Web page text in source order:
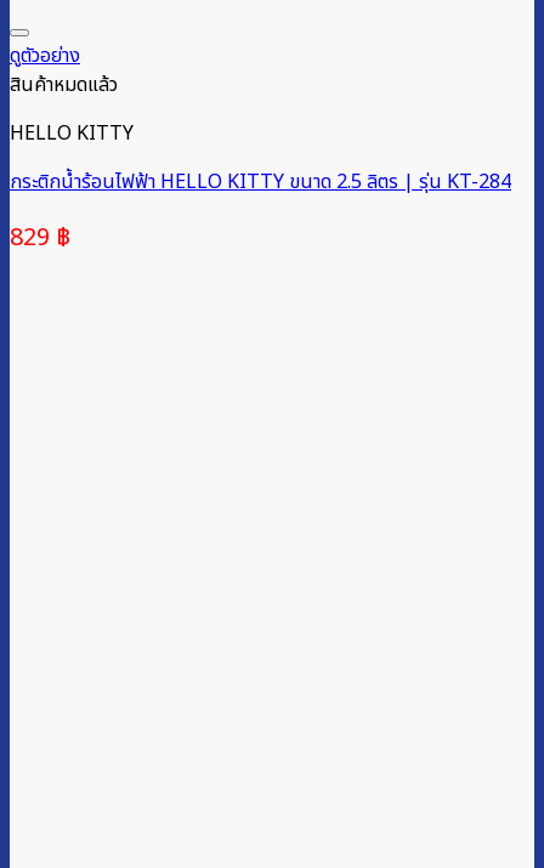
ดูตัวอย่าง
สินค้าหมดแล้ว
HELLO KITTY
กระติกน้ำร้อนไฟฟ้า HELLO KITTY ขนาด 2.5 ลิตร | รุ่น KT-284
829 ฿